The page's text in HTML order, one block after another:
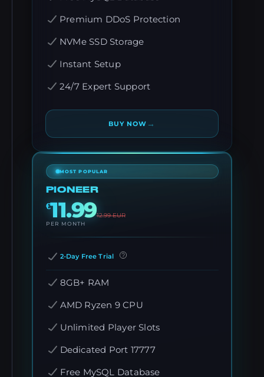
Premium DDoS Protection
NVMe SSD Storage
Instant Setup
24/7 Expert Support
BUY NOW →
MOST POPULAR
PIONEER
€11.9912.99EUR
PER MONTH
2-Day Free Trial
8GB+ RAM
AMD Ryzen 9 CPU
Unlimited Player Slots
Dedicated Port 17777
Free MySQL Database